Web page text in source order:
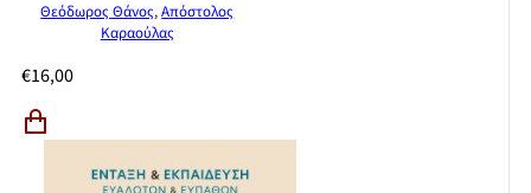
Θεόδωρος Θάνος,Απόστολος
Καραούλας
€16,00